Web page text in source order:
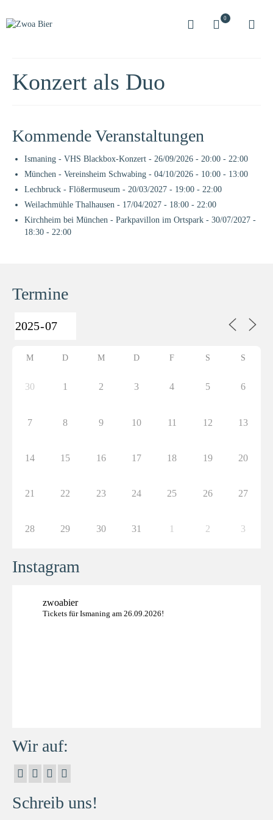
0
Konzert als Duo
Kommende Veranstaltungen
Ismaning - VHS Blackbox-Konzert - 26/09/2026 - 20:00 - 22:00
München - Vereinsheim Schwabing - 04/10/2026 - 10:00 - 13:00
Lechbruck - Flößermuseum - 20/03/2027 - 19:00 - 22:00
Weilachmühle Thalhausen - 17/04/2027 - 18:00 - 22:00
Kirchheim bei München - Parkpavillon im Ortspark - 30/07/2027 -
18:30 - 22:00
Termine
M D M D F S S
30 1 2 3 4 5 6
7 8 9 10 11 12 13
14 15 16 17 18 19 20
21 22 23 24 25 26 27
28 29 30 31 1 2 3
Instagram
zwoabier
Tickets für Ismaning am 26.09.2026!
Wir auf:
Schreib uns!